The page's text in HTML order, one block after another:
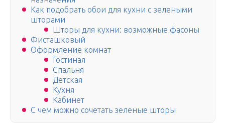
Как подобрать обои для кухни с зелеными
шторами
Шторы для кухни: возможные фасоны
Фисташковый
Оформление комнат
Гостиная
Спальня
Детская
Кухня
Кабинет
С чем можно сочетать зеленые шторы